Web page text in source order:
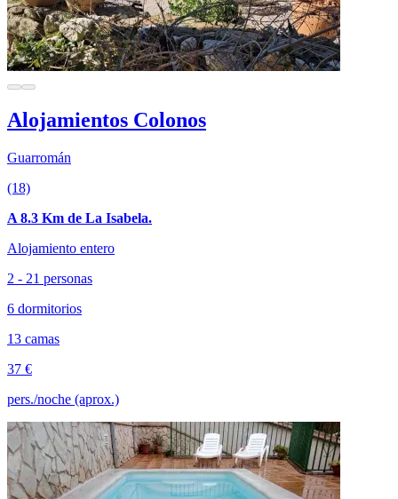
Alojamientos Colonos
Guarromán
(18)
A 8.3 Km de La Isabela.
Alojamiento entero
2 - 21 personas
6 dormitorios
13 camas
37 €
pers./noche (aprox.)